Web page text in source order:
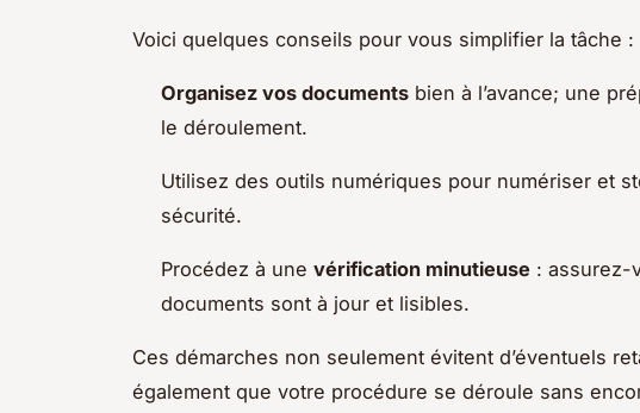
Voici quelques conseils pour vous simplifier la tâche :
Organisez vos documents bien à l’avance; une
le déroulement.
Utilisez des outils numériques pour numériser et
sécurité.
Procédez à une vérification minutieuse : assurez-
documents sont à jour et lisibles.
Ces démarches non seulement évitent d’éventuels
également que votre procédure se déroule sans